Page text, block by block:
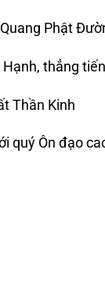
Phật
thẳng
Thần Kinh
quý Ôn đạo